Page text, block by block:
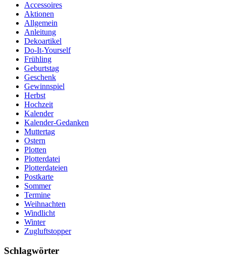
Accessoires
Aktionen
Allgemein
Anleitung
Dekoartikel
Do-It-Yourself
Frühling
Geburtstag
Geschenk
Gewinnspiel
Herbst
Hochzeit
Kalender
Kalender-Gedanken
Muttertag
Ostern
Plotten
Plotterdatei
Plotterdateien
Postkarte
Sommer
Termine
Weihnachten
Windlicht
Winter
Zugluftstopper
Schlagwörter